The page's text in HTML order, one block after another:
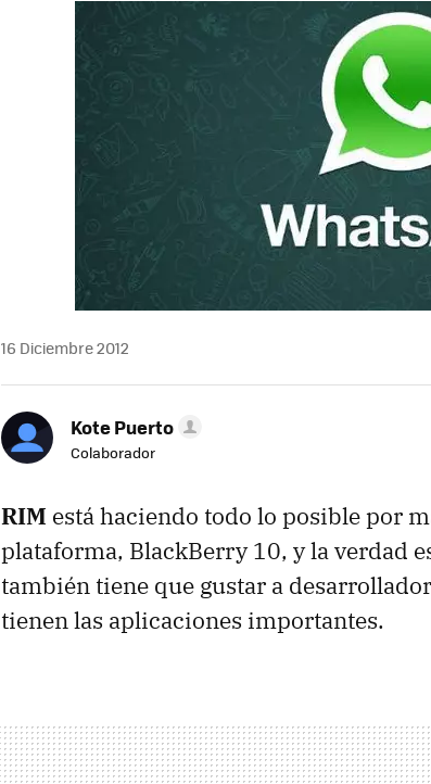
16 Diciembre 2012
Kote Puerto
Colaborador
RIM está haciendo todo lo posible por
plataforma, BlackBerry 10, y la verdad
también tiene que gustar a
tienen las aplicaciones importantes.